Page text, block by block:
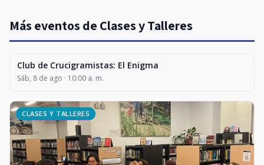
Más eventos de Clases y Talleres
CLASES Y TALLERES
Club de Crucigramistas: El Enigma
Sáb, 8 de ago · 10:00 a. m.
CLASES Y TALLERES